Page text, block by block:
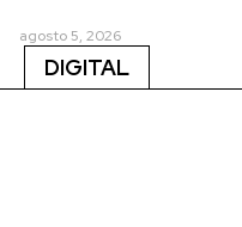
agosto 5, 2026
DIGITAL